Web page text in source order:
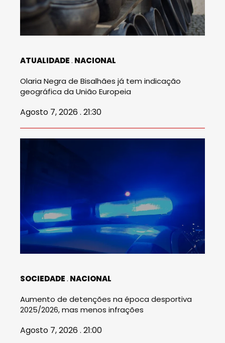
ATUALIDADE NACIONAL
Olaria Negra de Bisalhães já tem indicação
geográfica da União Europeia
Agosto 7, 2026 . 21:30
SOCIEDADE NACIONAL
Aumento de detenções na época desportiva
2025/2026, mas menos infrações
Agosto 7, 2026 . 21:00